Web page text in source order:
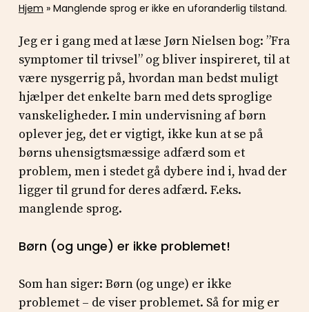
Hjem » Manglende sprog er ikke en uforanderlig tilstand.
Jeg er i gang med at læse Jørn Nielsen bog: ”Fra
symptomer til trivsel” og bliver inspireret, til at
være nysgerrig på, hvordan man bedst muligt
hjælper det enkelte barn med dets sproglige
vanskeligheder. I min undervisning af børn
oplever jeg, det er vigtigt, ikke kun at se på
børns uhensigtsmæssige adfærd som et
problem, men i stedet gå dybere ind i, hvad der
ligger til grund for deres adfærd. F.eks.
manglende sprog.
Børn (og unge) er ikke problemet!
Som han siger: Børn (og unge) er ikke
problemet – de viser problemet. Så for mig er